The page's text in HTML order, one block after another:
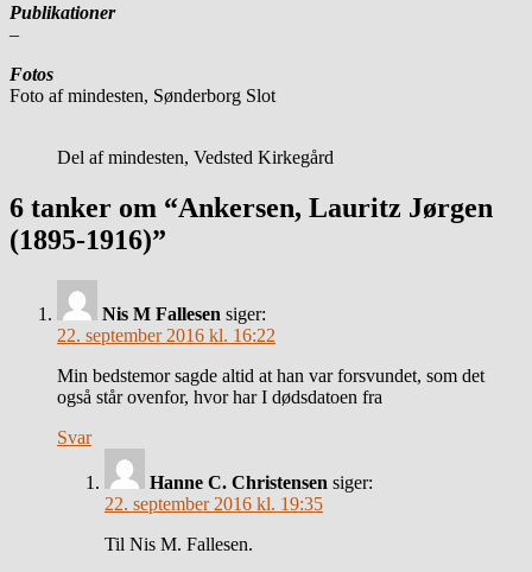
Publikationer
–
Fotos
Foto af mindesten, Sønderborg Slot
Del af mindesten, Vedsted Kirkegård
6 tanker om “Ankersen, Lauritz Jørgen
(1895-1916)”
Nis M Fallesen siger:
22. september 2016 kl. 16:22
Min bedstemor sagde altid at han var forsvundet, som det
også står ovenfor, hvor har I dødsdatoen fra
Svar
Hanne C. Christensen siger:
22. september 2016 kl. 19:35
Til Nis M. Fallesen.